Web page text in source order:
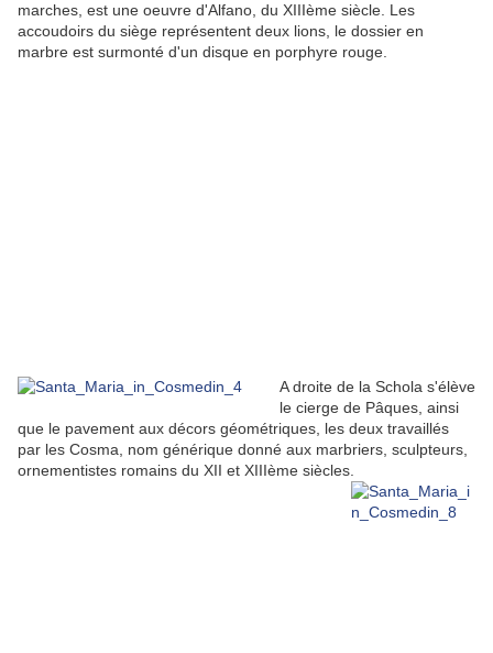
marches, est une oeuvre d'Alfano, du XIIIème siècle. Les
accoudoirs du siège représentent deux lions, le dossier en
marbre est surmonté d'un disque en porphyre rouge.
A droite de la Schola s'élève
le cierge de Pâques, ainsi
que le pavement aux décors géométriques, les deux travaillés
par les Cosma, nom générique donné aux marbriers, sculpteurs,
ornementistes romains du XII et XIIIème siècles.